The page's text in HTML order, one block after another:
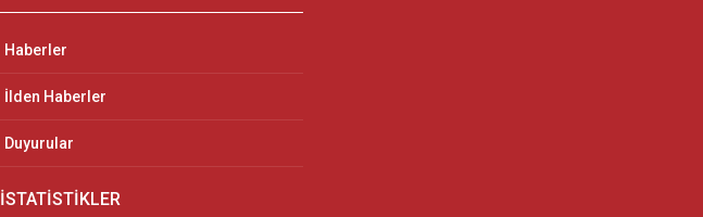
Haberler
İlden Haberler
Duyurular
İSTATİSTİKLER